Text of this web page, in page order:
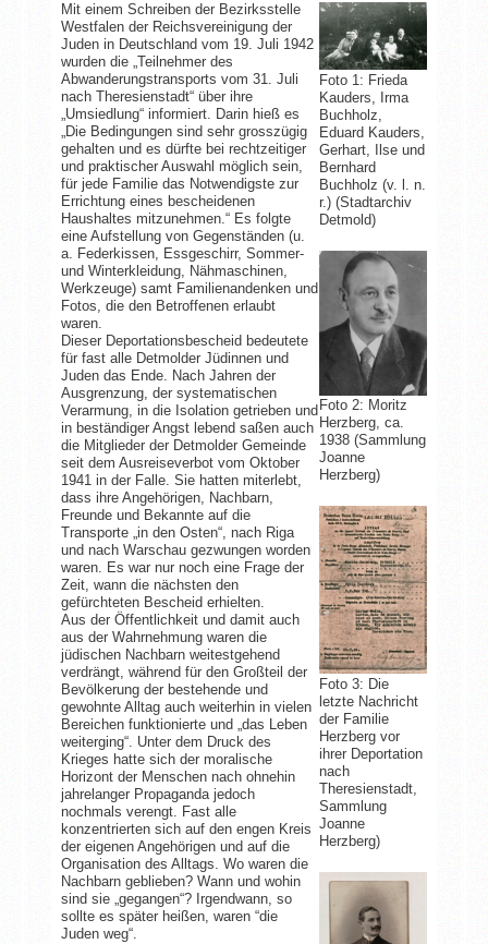
Foto 1: Frieda
Kauders, Irma
Buchholz,
Eduard Kauders,
Gerhart, Ilse und
Bernhard
Buchholz (v. l. n.
r.) (Stadtarchiv
Detmold)
Foto 2: Moritz
Herzberg, ca.
1938 (Sammlung
Joanne
Herzberg)
Foto 3: Die
letzte Nachricht
der Familie
Herzberg vor
ihrer Deportation
nach
Theresienstadt,
Sammlung
Joanne
Herzberg)
Mit einem Schreiben der Bezirksstelle
Westfalen der Reichsvereinigung der
Juden in Deutschland vom 19. Juli 1942
wurden die „Teilnehmer des
Abwanderungstransports vom 31. Juli
nach Theresienstadt“ über ihre
„Umsiedlung“ informiert. Darin hieß es
„Die Bedingungen sind sehr grosszügig
gehalten und es dürfte bei rechtzeitiger
und praktischer Auswahl möglich sein,
für jede Familie das Notwendigste zur
Errichtung eines bescheidenen
Haushaltes mitzunehmen.“ Es folgte
eine Aufstellung von Gegenständen (u.
a. Federkissen, Essgeschirr, Sommer-
und Winterkleidung, Nähmaschinen,
Werkzeuge) samt Familienandenken und
Fotos, die den Betroffenen erlaubt
waren.
Dieser Deportationsbescheid bedeutete
für fast alle Detmolder Jüdinnen und
Juden das Ende. Nach Jahren der
Ausgrenzung, der systematischen
Verarmung, in die Isolation getrieben und
in beständiger Angst lebend saßen auch
die Mitglieder der Detmolder Gemeinde
seit dem Ausreiseverbot vom Oktober
1941 in der Falle. Sie hatten miterlebt,
dass ihre Angehörigen, Nachbarn,
Freunde und Bekannte auf die
Transporte „in den Osten“, nach Riga
und nach Warschau gezwungen worden
waren. Es war nur noch eine Frage der
Zeit, wann die nächsten den
gefürchteten Bescheid erhielten.
Aus der Öffentlichkeit und damit auch
aus der Wahrnehmung waren die
jüdischen Nachbarn weitestgehend
verdrängt, während für den Großteil der
Bevölkerung der bestehende und
gewohnte Alltag auch weiterhin in vielen
Bereichen funktionierte und „das Leben
weiterging“. Unter dem Druck des
Krieges hatte sich der moralische
Horizont der Menschen nach ohnehin
jahrelanger Propaganda jedoch
nochmals verengt. Fast alle
konzentrierten sich auf den engen Kreis
der eigenen Angehörigen und auf die
Organisation des Alltags. Wo waren die
Nachbarn geblieben? Wann und wohin
sind sie „gegangen“? Irgendwann, so
sollte es später heißen, waren “die
Juden weg“.